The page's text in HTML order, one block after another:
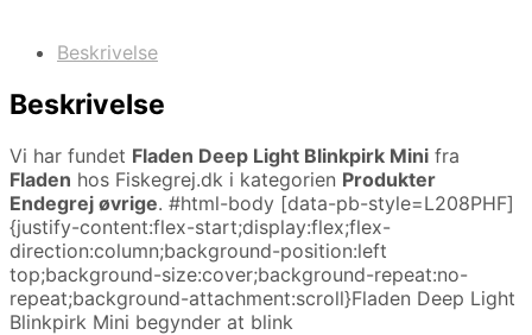
Beskrivelse
Beskrivelse
Vi har fundet Fladen Deep Light Blinkpirk Mini fra
Fladen hos Fiskegrej.dk i kategorien Produkter
Endegrej øvrige. #html-body [data-pb-style=L208PHF]
{justify-content:flex-start;display:flex;flex-
direction:column;background-position:left
top;background-size:cover;background-repeat:no-
repeat;background-attachment:scroll}Fladen Deep Light
Blinkpirk Mini begynder at blink